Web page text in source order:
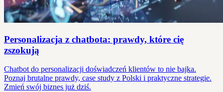
Personalizacja z chatbota: prawdy, które cię
zszokują
Chatbot do personalizacji doświadczeń klientów to nie bajka.
Poznaj brutalne prawdy, case study z Polski i praktyczne strategie.
Zmień swój biznes już dziś.